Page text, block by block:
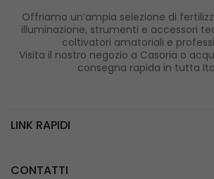
Offriamo un’ampia selezione di
illuminazione, strumenti e accessori
coltivatori amatoriali e
Visita il nostro negozio a Casoria o
consegna rapida in tutta
LINK RAPIDI
CONTATTI